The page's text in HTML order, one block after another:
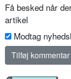
Få besked når
artikel
Modtag